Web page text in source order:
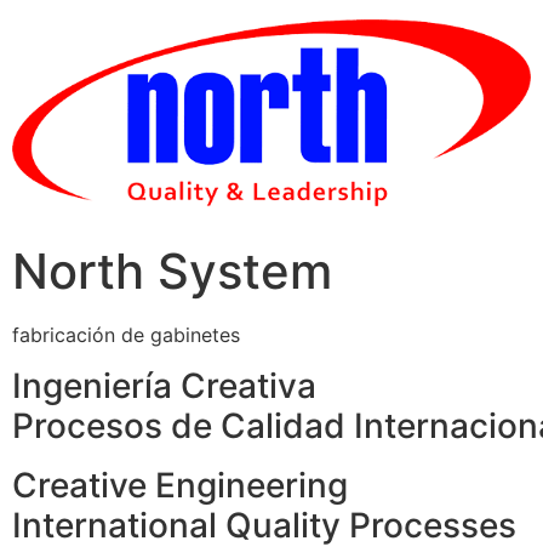
North System
fabricación de gabinetes
Ingeniería Creativa
Procesos de Calidad
Creative Engineering
International Quality Processes